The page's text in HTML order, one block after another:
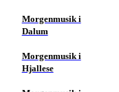
Morgenmusik i
Dalum
Morgenmusik i
Hjallese